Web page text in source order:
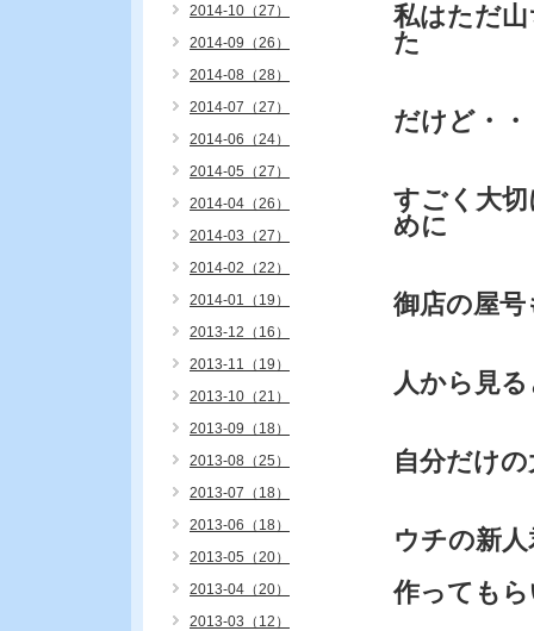
私はただ
た
だけど・
すごく大
めに
御店の屋
人から見
自分だけ
ウチの新
作っても
2014-10（27）
2014-09（26）
2014-08（28）
2014-07（27）
2014-06（24）
2014-05（27）
2014-04（26）
2014-03（27）
2014-02（22）
2014-01（19）
2013-12（16）
2013-11（19）
2013-10（21）
2013-09（18）
2013-08（25）
2013-07（18）
2013-06（18）
2013-05（20）
2013-04（20）
2013-03（12）